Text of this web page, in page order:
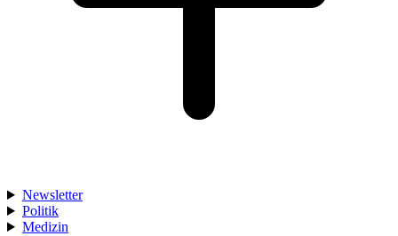
Newsletter
Politik
Medizin